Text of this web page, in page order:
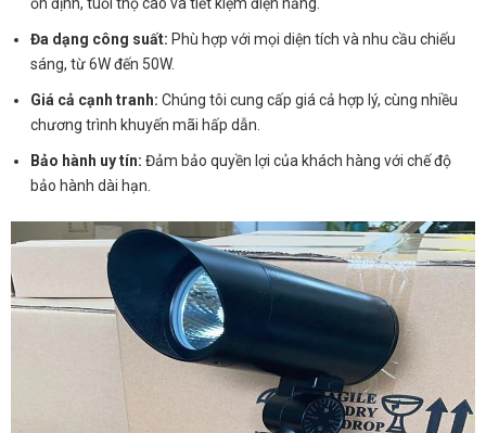
Đa dạng công suất: Phù hợp với mọi diện tích và nhu cầu chiếu
sáng, từ 6W đến 50W.
Giá cả cạnh tranh: Chúng tôi cung cấp giá cả hợp lý, cùng nhiều
chương trình khuyến mãi hấp dẫn.
Bảo hành uy tín: Đảm bảo quyền lợi của khách hàng với chế độ
bảo hành dài hạn.